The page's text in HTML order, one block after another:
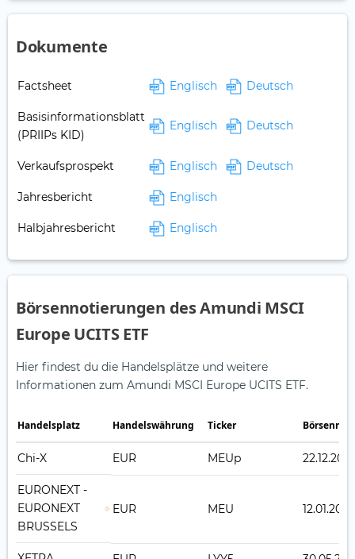
Dokumente
Factsheet Englisch Deutsch
Basisinformationsblatt
(PRIIPs KID)
Englisch Deutsch
Verkaufsprospekt Englisch Deutsch
Jahresbericht Englisch
Halbjahresbericht Englisch
Börsennotierungen des Amundi MSCI
Europe UCITS ETF
Hier findest du die Handelsplätze und weitere
Informationen zum Amundi MSCI Europe UCITS ETF.
Handelsplatz Handelswährung Ticker
Chi-X EUR MEUp 22.12.2010
EURONEXT -
EURONEXT
BRUSSELS
EUR MEU